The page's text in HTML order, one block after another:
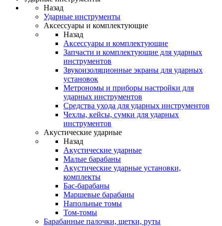
Назад
Ударные инструменты
Аксессуары и комплектующие
Назад
Аксессуары и комплектующие
Запчасти и комплектующие для ударных
инструментов
Звукоизоляционные экраны для ударных
установок
Метрономы и приборы настройки для
ударных инструментов
Средства ухода для ударных инструментов
Чехлы, кейсы, сумки для ударных
инструментов
Акустические ударные
Назад
Акустические ударные
Mалые барабаны
Акустические ударные установки,
комплекты
Бас-барабаны
Маршевые барабаны
Напольные томы
Том-томы
Барабанные палочки, щетки, руты